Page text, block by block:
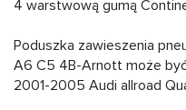
4 warstwową gumą
Poduszka zawieszenia
A6 C5 4B-Arnott może
2001-2005 Audi allroad